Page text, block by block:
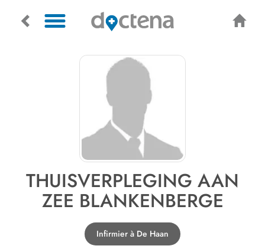
THUISVERPLEGING AAN
ZEE BLANKENBERGE
Infirmier à De Haan